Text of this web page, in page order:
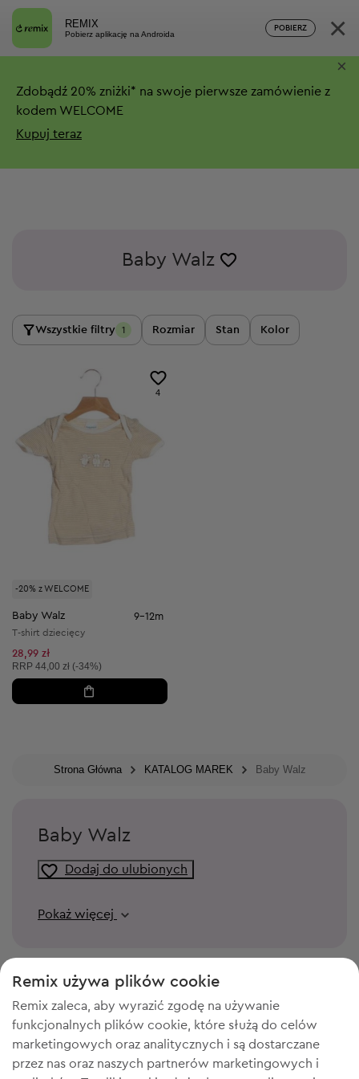
REMIX
Pobierz aplikację na Androida
POBIERZ ×
Zdobądź 20% zniżki* na swoje pierwsze zamówienie z
kodem WELCOME
Kupuj teraz
×
Baby Walz
Wszystkie filtry 1 Rozmiar Stan Kolor
-20% z WELCOME
4
Baby Walz 9-12m
T-shirt dziecięcy
28,99 zł
Cena sugerowana:
RRP 44,00 zł (-34%)
Strona Główna KATALOG MAREK Baby Walz
Baby Walz
Dodaj do ulubionych
Pokaż więcej
Remix używa plików cookie
Remix zaleca, aby wyrazić zgodę na używanie
funkcjonalnych plików cookie, które służą do celów
marketingowych oraz analitycznych i są dostarczane
przez nas oraz naszych partnerów marketingowych i